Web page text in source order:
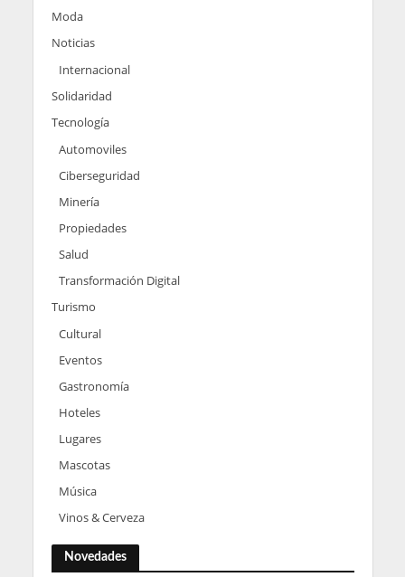
Moda
Noticias
Internacional
Solidaridad
Tecnología
Automoviles
Ciberseguridad
Minería
Propiedades
Salud
Transformación Digital
Turismo
Cultural
Eventos
Gastronomía
Hoteles
Lugares
Mascotas
Música
Vinos & Cerveza
Novedades